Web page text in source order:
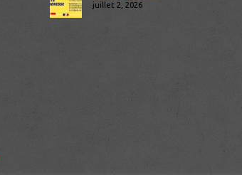
juillet 2, 2026